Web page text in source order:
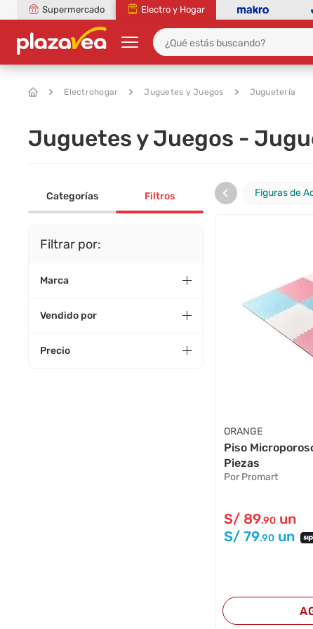
Supermercado Electro y Hogar
Electrohogar Juguetes y Juegos Juguetería
Juguetes y Juegos -
Categorías Filtros
Filtrar por:
Marca
Vendido por
Precio
‹ Figuras de
ORANGE
Piso
Piezas
Por Promart
S/ 89.90 un
S/79.90 un